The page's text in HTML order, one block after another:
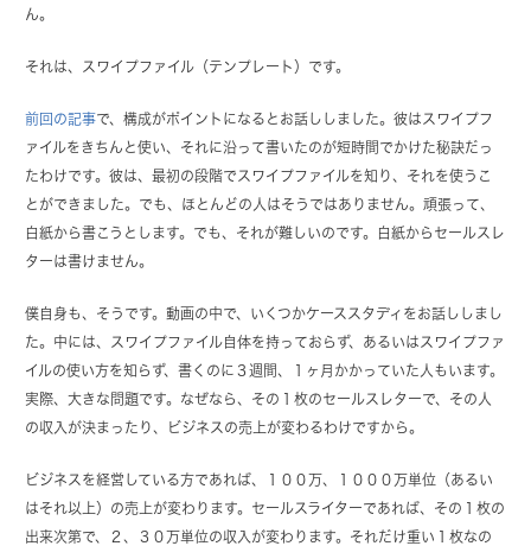
ん。
それは、スワイプファイル（テンプレート）です。
前回の記事で、構成がポイントになるとお話ししました。彼はスワイプフ
ァイルをきちんと使い、それに沿って書いたのが短時間でかけた秘訣だっ
たわけです。彼は、最初の段階でスワイプファイルを知り、それを使うこ
とができました。でも、ほとんどの人はそうではありません。頑張って、
白紙から書こうとします。でも、それが難しいのです。白紙からセールスレ
ターは書けません。
僕自身も、そうです。動画の中で、いくつかケーススタディをお話ししまし
た。中には、スワイプファイル自体を持っておらず、あるいはスワイプファ
イルの使い方を知らず、書くのに３週間、１ヶ月かかっていた人もいます。
実際、大きな問題です。なぜなら、その１枚のセールスレターで、その人
の収入が決まったり、ビジネスの売上が変わるわけですから。
ビジネスを経営している方であれば、１００万、１０００万単位（あるい
はそれ以上）の売上が変わります。セールスライターであれば、その１枚の
出来次第で、２、３０万単位の収入が変わります。それだけ重い１枚なの